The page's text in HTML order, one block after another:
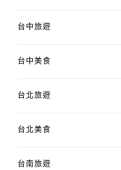
台中旅遊
台中美食
台北旅遊
台北美食
台南旅遊